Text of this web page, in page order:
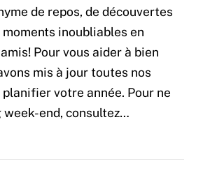
de repos, de découvertes
inoubliables en
Pour vous aider à bien
mis à jour toutes nos
votre année. Pour ne
week-end, consultez…